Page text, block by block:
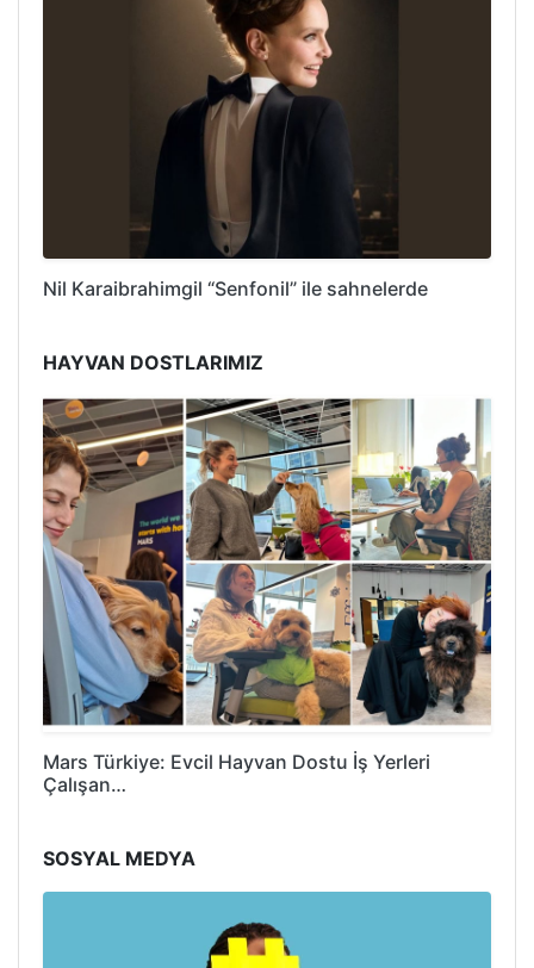
Nil Karaibrahimgil “Senfonil” ile sahnelerde
HAYVAN DOSTLARIMIZ
Mars Türkiye: Evcil Hayvan Dostu İş Yerleri
Çalışan…
SOSYAL MEDYA